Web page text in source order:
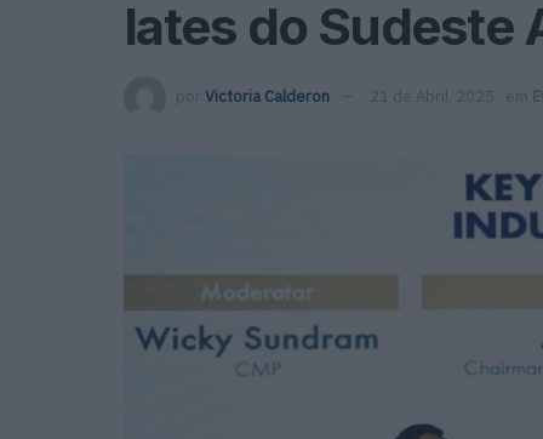
Iates do Sudeste
por Victoria Calderon 21 de Abril, 2025 em